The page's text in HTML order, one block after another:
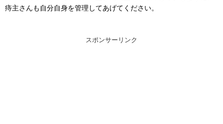
痔主さんも自分自身を管理してあげてください。
スポンサーリンク